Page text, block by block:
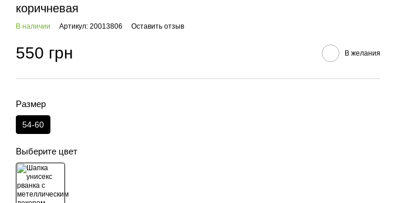
коричневая
В наличии Артикул: 20013806 Оставить отзыв
550 грн В желания
Размер
54-60
Выберите цвет